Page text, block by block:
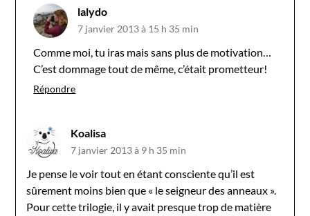
lalydo
7 janvier 2013 à 15 h 35 min
Comme moi, tu iras mais sans plus de motivation…
C’est dommage tout de même, c’était prometteur!
Répondre
Koalisa
7 janvier 2013 à 9 h 35 min
Je pense le voir tout en étant consciente qu’il est
sûrement moins bien que « le seigneur des anneaux ».
Pour cette trilogie, il y avait presque trop de matière